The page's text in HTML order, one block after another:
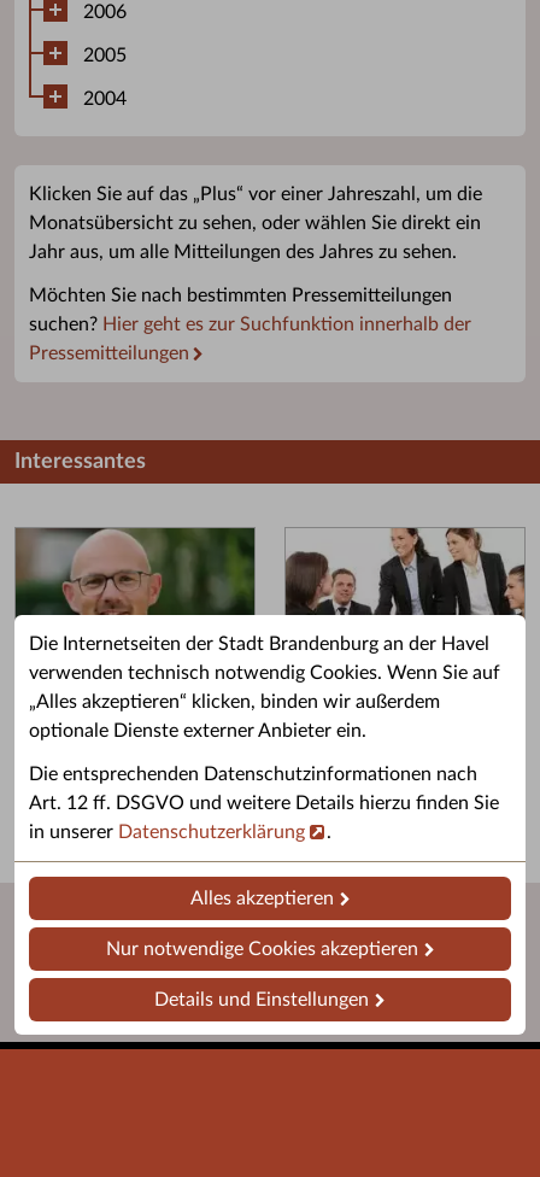
Die Internetseiten der Stadt Brandenburg an der Havel
verwenden technisch notwendig Cookies. Wenn Sie auf
„Alles akzeptieren“ klicken, binden wir außerdem
optionale Dienste externer Anbieter ein.
Die entsprechenden Datenschutzinformationen nach
Art. 12 ff. DSGVO und weitere Details hierzu finden Sie
in unserer Datenschutzerklärung .
Alles akzeptieren
Nur notwendige Cookies akzeptieren
Details und Einstellungen
2006
2005
2004
Klicken Sie auf das „Plus“ vor einer Jahreszahl, um die
Monatsübersicht zu sehen, oder wählen Sie direkt ein
Jahr aus, um alle Mitteilungen des Jahres zu sehen.
Möchten Sie nach bestimmten Pressemitteilungen
suchen? Hier geht es zur Suchfunktion innerhalb der
Pressemitteilungen
Interessantes
Grußwort des OB